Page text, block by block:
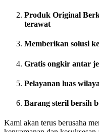
Produk Original
terawat
Memberikan solusi
Gratis ongkir antar
Pelayanan luas
Barang steril bersih
Kami akan terus berusaha